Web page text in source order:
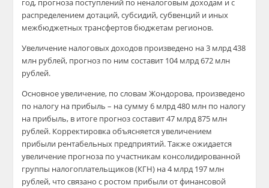
год, прогноза поступлений по неналоговым доходам и с
распределением дотаций, субсидий, субвенций и иных
межбюджетных трансфертов бюджетам регионов.
Увеличение налоговых доходов произведено на 3 млрд 438
млн рублей, прогноз по ним составит 104 млрд 672 млн
рублей.
Основное увеличение, по словам Жондорова, произведено
по налогу на прибыль – на сумму 6 млрд 480 млн по налогу
на прибыль, в итоге прогноз составит 47 млрд 875 млн
рублей. Корректировка объясняется увеличением
прибыли рентабельных предприятий. Также ожидается
увеличение прогноза по участникам консолидированной
группы налогоплательщиков (КГН) на 4 млрд 197 млн
рублей, что связано с ростом прибыли от финансовой